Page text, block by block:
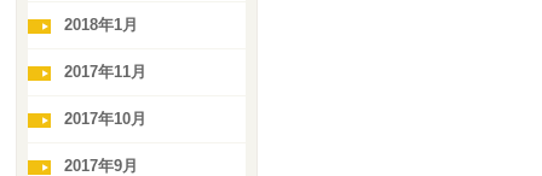
2018年1月
2017年11月
2017年10月
2017年9月